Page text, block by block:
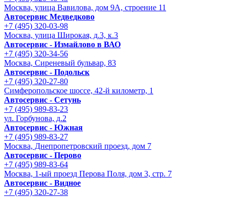
Москва, улица Вавилова, дом 9A, строение 11
Автосервис Медведково
+7 (495) 320-03-98
Москва, улица Широкая, д.3, к.3
Автосервис - Измайлово в ВАО
+7 (495) 320-34-56
Москва, Сиреневый бульвар, 83
Автосервис - Подольск
+7 (495) 320-27-80
Симферопольское шоссе, 42-й километр, 1
Автосервис - Сетунь
+7 (495) 989-83-23
ул. Горбунова, д.2
Автосервис - Южная
+7 (495) 989-83-27
Москва, Днепропетровский проезд, дом 7
Автосервис - Перово
+7 (495) 989-83-64
Москва, 1-ый проезд Перова Поля, дом 3, стр. 7
Автосервис - Видное
+7 (495) 320-27-38